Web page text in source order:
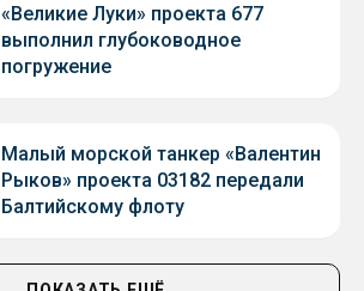
«Великие Луки» проекта 677
выполнил глубоководное
погружение
Малый морской танкер «Валентин
Рыков» проекта 03182 передали
Балтийскому флоту